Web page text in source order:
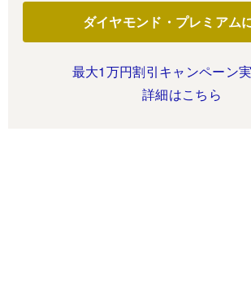
ダイヤモンド・プレミアム
最大1万円割引キャンペーン
詳細はこちら